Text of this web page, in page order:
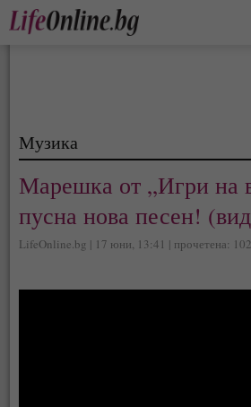
Музика
Марешка от „Игри на
пусна нова песен!
LifeOnline.bg | 17 юни, 13:41 | прочетена: